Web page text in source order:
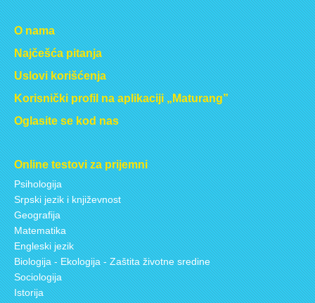
O nama
Najčešća pitanja
Uslovi korišćenja
Korisnički profil na aplikaciji „Maturang”
Oglasite se kod nas
Online testovi za prijemni
Psihologija
Srpski jezik i književnost
Geografija
Matematika
Engleski jezik
Biologija - Ekologija - Zaštita životne sredine
Sociologija
Istorija